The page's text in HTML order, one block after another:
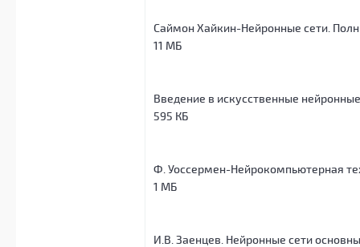
Саймон Хайкин-Нейронные сети.
11 МБ
Введение в искусственные
595 КБ
Ф. Уоссермен-Нейрокомпьютерная
1 МБ
И.В. Заенцев. Нейронные сети